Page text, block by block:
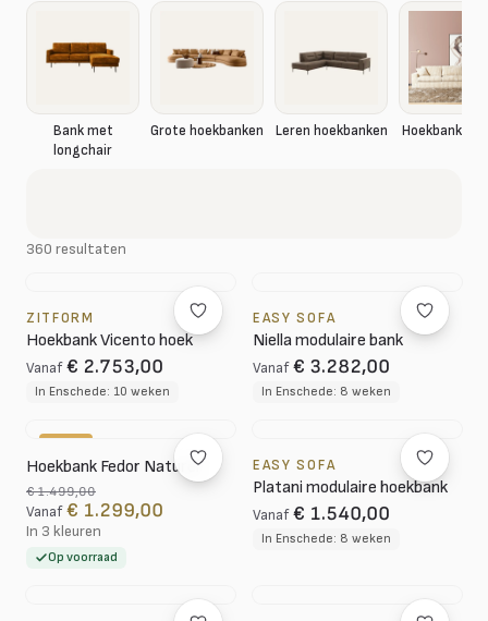
Bank met
longchair
Grote hoekbanken Leren hoekbanken Hoekbank
360 resultaten
ZITFORM
Hoekbank Vicento hoek
Vanaf € 2.753,00
In Enschede: 10 weken
EASY SOFA
Niella modulaire bank
Vanaf € 3.282,00
In Enschede: 8 weken
Hoekbank Fedor Naturel
€ 1.499,00
Vanaf € 1.299,00
In 3 kleuren
Op voorraad
EASY SOFA
Platani modulaire hoekbank
Vanaf € 1.540,00
In Enschede: 8 weken